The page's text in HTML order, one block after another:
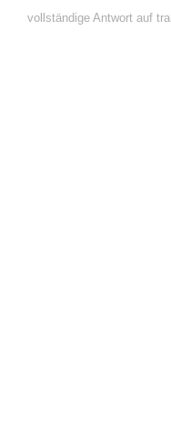
vollständige Antwort auf